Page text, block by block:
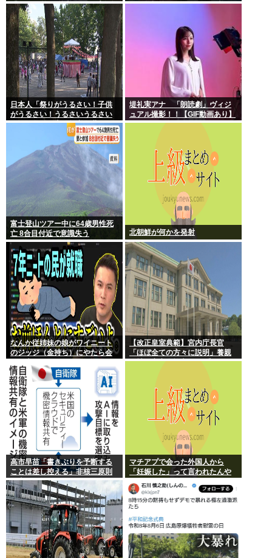
「86」で統一 秋山がカープ移籍
後初の4番 小園は6番
うに無抵抗だったことが発覚
日本人「祭りがうるさい！子供
がうるさい！うるさいうるさい
うるさい！日本を無音の世界に
堤礼実アナ 「朗読劇」ヴィジ
ュアル撮影！！【GIF動画あり】
富士登山ツアー中に64歳男性死
亡 8合目付近で意識失う
北朝鮮が何かを発射
なんか従姉妹の娘がワイニート
のジッジ（金持ち）にやたら会
【改正皇室典範】宮内庁長官
「ほぼ全ての方々に説明」養親
候補の宮家皇族方に 男系男子の
高市早苗「書きぶりを予断する
ことは差し控える」非核三原則
見直しについて
マチアプで会った外国人から
「妊娠した」って言われたんや
が